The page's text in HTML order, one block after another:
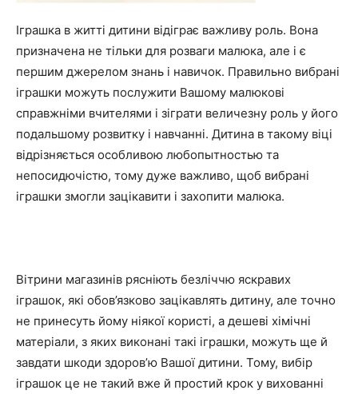
Іграшка в житті дитини відіграє важливу роль. Вона
призначена не тільки для розваги малюка, але і є
першим джерелом знань і навичок. Правильно вибрані
іграшки можуть послужити Вашому малюкові
справжніми вчителями і зіграти величезну роль у його
подальшому розвитку і навчанні. Дитина в такому віці
відрізняється особливою любопытностью та
непосидючістю, тому дуже важливо, щоб вибрані
іграшки змогли зацікавити і захопити малюка.
Вітрини магазинів рясніють безліччю яскравих
іграшок, які обов’язково зацікавлять дитину, але точно
не принесуть йому ніякої користі, а дешеві хімічні
матеріали, з яких виконані такі іграшки, можуть ще й
завдати шкоди здоров’ю Вашої дитини. Тому, вибір
іграшок це не такий вже й простий крок у вихованні